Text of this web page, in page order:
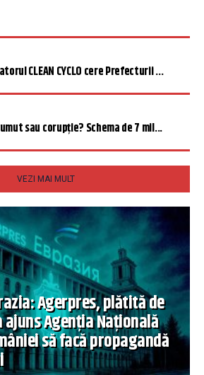
CLEAN CYCLO cere Prefecturii ...
sau corupție? Schema de 7 mil...
VEZI MAI MULT
Agerpres, plătită de
ajuns Agenția Națională
să facă propagandă